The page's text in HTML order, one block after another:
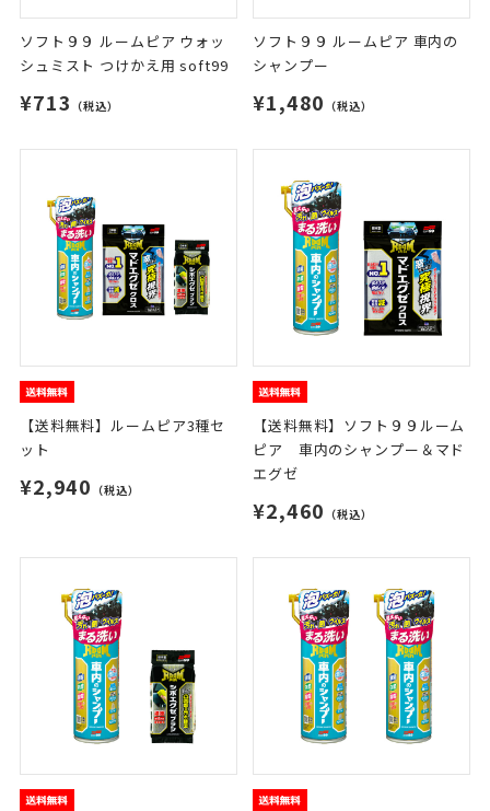
ソフト９９ ルームピア ウォッ
シュミスト つけかえ用 soft99
¥713 （税込）
ソフト９９ ルームピア 車内の
シャンプー
¥1,480 （税込）
【送料無料】ルームピア3種セ
ット
¥2,940 （税込）
【送料無料】ソフト９９ルーム
ピア 車内のシャンプー＆マド
エグゼ
¥2,460 （税込）